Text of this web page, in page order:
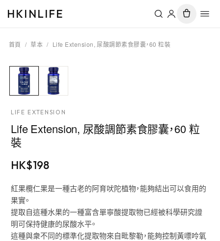
HKINLIFE
首頁 / 草本 / Life Extension, 尿酸調節素食膠囊，60 粒裝
LIFE EXTENSION
Life Extension, 尿酸調節素食膠囊，60 粒
裝
HK$198
紅果欖仁果是一種古老的阿育吠陀植物，能夠結出可以食用的
果實。
提取自這種水果的一種富含單寧酸提取物已經被科學研究證
明可保持健康的尿酸水平。
這種與衆不同的標準化提取物來自毗黎勒，能夠控制黃嘌呤氧